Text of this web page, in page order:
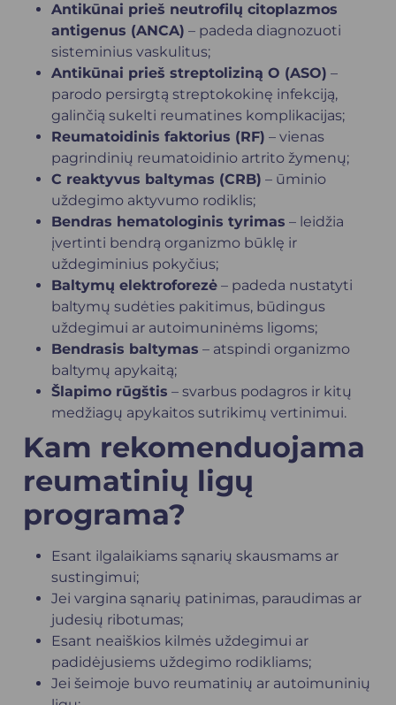
Antikūnai prieš neutrofilų citoplazmos
antigenus (ANCA) – padeda diagnozuoti
sisteminius vaskulitus;
Antikūnai prieš streptoliziną O (ASO) –
parodo persirgtą streptokokinę infekciją,
galinčią sukelti reumatines komplikacijas;
Reumatoidinis faktorius (RF) – vienas
pagrindinių reumatoidinio artrito žymenų;
C reaktyvus baltymas (CRB) – ūminio
uždegimo aktyvumo rodiklis;
Bendras hematologinis tyrimas – leidžia
įvertinti bendrą organizmo būklę ir
uždegiminius pokyčius;
Baltymų elektroforezė – padeda nustatyti
baltymų sudėties pakitimus, būdingus
uždegimui ar autoimuninėms ligoms;
Bendrasis baltymas – atspindi organizmo
baltymų apykaitą;
Šlapimo rūgštis – svarbus podagros ir kitų
medžiagų apykaitos sutrikimų vertinimui.
Kam rekomenduojama
reumatinių ligų
programa?
Esant ilgalaikiams sąnarių skausmams ar
sustingimui;
Jei vargina sąnarių patinimas, paraudimas ar
judesių ribotumas;
Esant neaiškios kilmės uždegimui ar
padidėjusiems uždegimo rodikliams;
Jei šeimoje buvo reumatinių ar autoimuninių